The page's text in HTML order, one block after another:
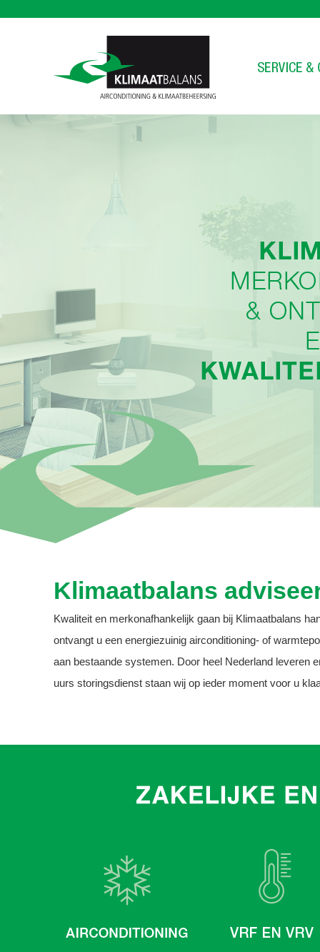
Klimaatbalans
Kwaliteit en merkonafhankelijk gaan bij Klimaatbalans
ontvangt u een energiezuinig airconditioning- of
aan bestaande systemen. Door heel Nederland leveren
uurs storingsdienst staan wij op ieder moment voor u